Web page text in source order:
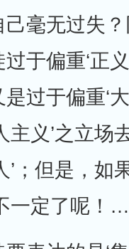
毫无过失
于偏重‘正
过于偏重‘
主义’之立场
’；但是，如
一定了呢